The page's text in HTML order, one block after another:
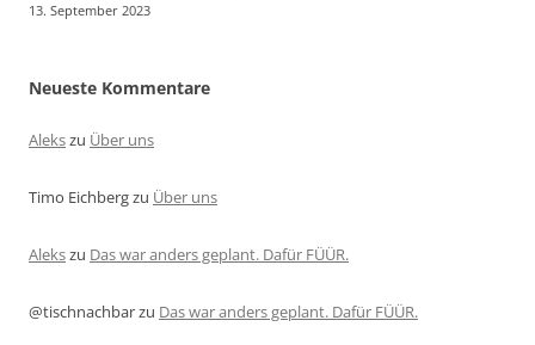
13. September 2023
Neueste Kommentare
Alekszu Über uns
Timo Eichbergzu Über uns
Alekszu Das war anders geplant. Dafür FÜÜR.
@tischnachbarzu Das war anders geplant. Dafür FÜÜR.